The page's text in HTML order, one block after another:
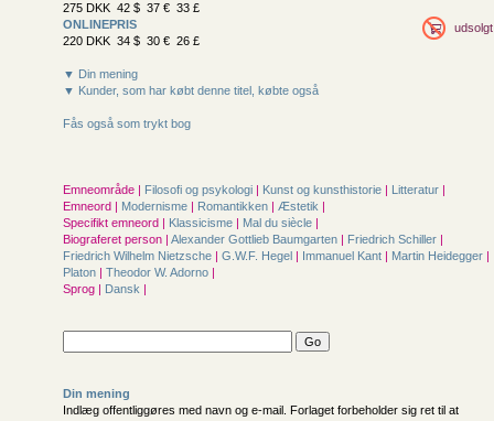
275 DKK 42 $ 37 € 33 £
ONLINEPRIS
220 DKK 34 $ 30 € 26 £
udsolgt
▼ Din mening
▼ Kunder, som har købt denne titel, købte også
Fås også som trykt bog
Emneområde | Filosofi og psykologi | Kunst og kunsthistorie | Litteratur |
Emneord | Modernisme | Romantikken | Æstetik |
Specifikt emneord | Klassicisme | Mal du siècle |
Biograferet person | Alexander Gottlieb Baumgarten | Friedrich Schiller |
Friedrich Wilhelm Nietzsche | G.W.F. Hegel | Immanuel Kant | Martin Heidegger |
Platon | Theodor W. Adorno |
Sprog | Dansk |
Din mening
Indlæg offentliggøres med navn og e-mail. Forlaget forbeholder sig ret til at